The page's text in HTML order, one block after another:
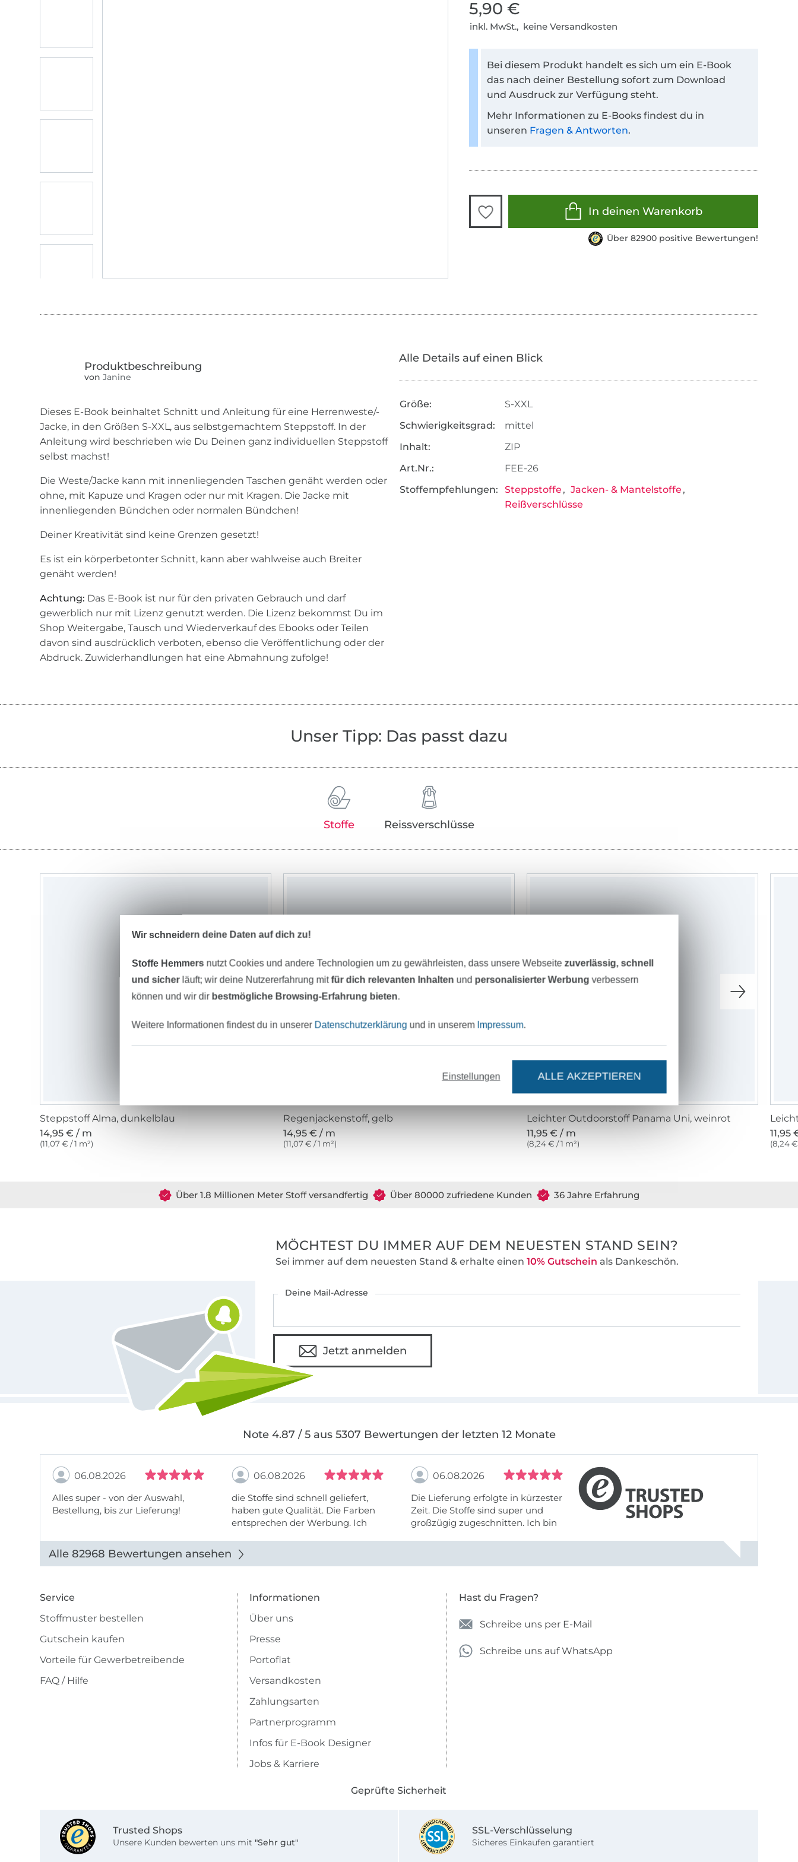
5,90 €
inkl. MwSt., keine Versandkosten
Bei diesem Produkt handelt es sich um ein E-Book
das nach deiner Bestellung sofort zum Download
und Ausdruck zur Verfügung steht.
Mehr Informationen zu E-Books findest du in
unseren Fragen & Antworten.
In deinen Warenkorb
Über 82900 positive Bewertungen!
von Janine
Dieses E-Book beinhaltet Schnitt und Anleitung für eine Herrenweste/-
Jacke, in den Größen S-XXL, aus selbstgemachtem Steppstoff. In der
Anleitung wird beschrieben wie Du Deinen ganz individuellen Steppstoff
selbst machst!
Die Weste/Jacke kann mit innenliegenden Taschen genäht werden oder
ohne, mit Kapuze und Kragen oder nur mit Kragen. Die Jacke mit
innenliegenden Bündchen oder normalen Bündchen!
Deiner Kreativität sind keine Grenzen gesetzt!
Es ist ein körperbetonter Schnitt, kann aber wahlweise auch Breiter
genäht werden!
Achtung: Das E-Book ist nur für den privaten Gebrauch und darf
gewerblich nur mit Lizenz genutzt werden. Die Lizenz bekommst Du im
Shop Weitergabe, Tausch und Wiederverkauf des Ebooks oder Teilen
davon sind ausdrücklich verboten, ebenso die Veröffentlichung oder der
Abdruck. Zuwiderhandlungen hat eine Abmahnung zufolge!
Alle Details auf einen Blick
Größe:
S-XXL
Schwierigkeitsgrad:
mittel
Inhalt:
ZIP
Art.Nr.:
FEE-26
Stoffempfehlungen:
Steppstoffe
Jacken- & Mantelstoffe
Reißverschlüsse
Unser Tipp: Das passt dazu
Stoffe Reissverschlüsse
Steppstoff Alma, dunkelblau
14,95 € / m
(11,07 € / 1 m²)
Regenjackenstoff, gelb
14,95 € / m
(11,07 € / 1 m²)
Leichter Outdoorstoff Panama Uni, weinrot
11,95 € / m
(8,24 € / 1 m²)
11,95
(8,24 €
Über 1.8 Millionen Meter Stoff versandfertig Über 80000 zufriedene Kunden 36 Jahre Erfahrung
MÖCHTEST DU IMMER AUF DEM NEUESTEN STAND SEIN?
Sei immer auf dem neuesten Stand & erhalte einen 10% Gutschein als Dankeschön.
Deine Mail-Adresse
Jetzt anmelden
Note 4.87 / 5 aus 5307 Bewertungen der letzten 12 Monate
06.08.2026
Alles super - von der Auswahl,
Bestellung, bis zur Lieferung!
06.08.2026
die Stoffe sind schnell geliefert,
haben gute Qualität. Die Farben
entsprechen der Werbung. Ich
auch die Firma empfehlen.
06.08.2026
Die Lieferung erfolgte in kürzester
Zeit. Die Stoffe sind super und
großzügig zugeschnitten. Ich bin
Alle 82968 Bewertungen ansehen
Service
Stoffmuster bestellen
Gutschein kaufen
Vorteile für Gewerbetreibende
FAQ / Hilfe
Informationen
Über uns
Presse
Portoflat
Versandkosten
Zahlungsarten
Partnerprogramm
Infos für E-Book Designer
Jobs & Karriere
Hast du Fragen?
Schreibe uns per E-Mail
Schreibe uns auf WhatsApp
Geprüfte Sicherheit
Trusted Shops
Unsere Kunden bewerten uns mit "Sehr gut"
SSL-Verschlüsselung
Sicheres Einkaufen garantiert
Wir schneidern deine Daten auf dich zu!
Stoffe Hemmers nutzt Cookies und andere Technologien um zu gewährleisten, dass unsere Webseite zuverlässig, schnell
und sicherläuft; wir deine Nutzererfahrung mitfür dich relevanten Inhalten und personalisierter Werbung verbessern
können und wir dir bestmögliche Browsing-Erfahrung bieten.
Weitere Informationen findest du in unserer Datenschutzerklärung und in unserem Impressum.
Einstellungen ALLE AKZEPTIEREN